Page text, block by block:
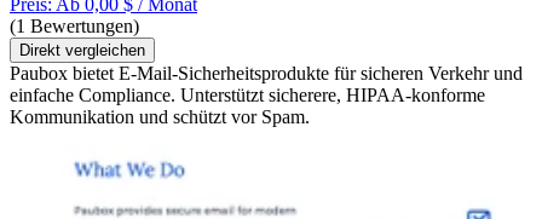
Preis: Ab 0,00 $ / Monat
(1 Bewertungen)
Direkt vergleichen
Paubox bietet E-Mail-Sicherheitsprodukte für sicheren Verkehr und
einfache Compliance. Unterstützt sicherere, HIPAA-konforme
Kommunikation und schützt vor Spam.